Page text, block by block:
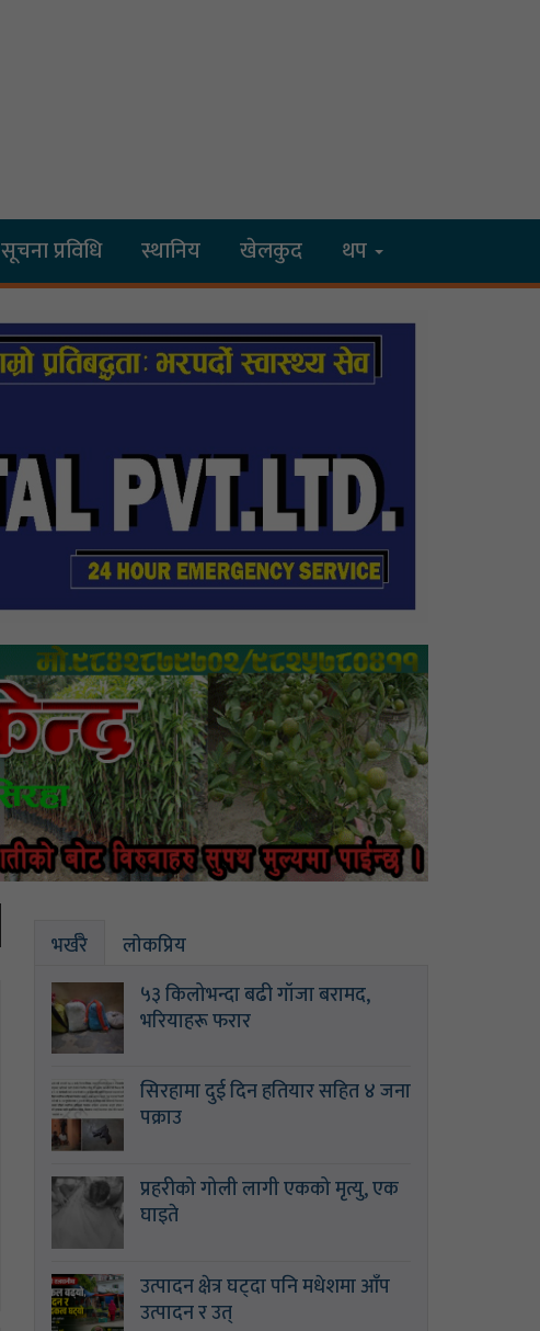
सूचना प्रविधि स्थानिय खेलकुद थप
भर्खरै
लाेकप्रिय
५३ किलोभन्दा बढी गाँजा बरामद,
भरियाहरू फरार
सिरहामा दुई दिन हतियार सहित ४ जना
पक्राउ
प्रहरीको गोली लागी एकको मृत्यु, एक
घाइते
उत्पादन क्षेत्र घट्दा पनि मधेशमा आँप
उत्पादन र उत्